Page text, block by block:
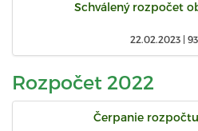
Schválený rozpočet
22.02.2023 |
Rozpočet 2022
Čerpanie rozpočtu